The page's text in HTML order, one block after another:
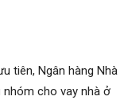
tiên, Ngân hàng Nhà
cho vay nhà ở